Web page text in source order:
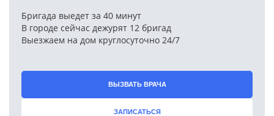
Бригада выедет за 40 минут
В городе сейчас дежурят 12 бригад
Выезжаем на дом круглосуточно 24/7
ВЫЗВАТЬ ВРАЧА
ЗАПИСАТЬСЯ